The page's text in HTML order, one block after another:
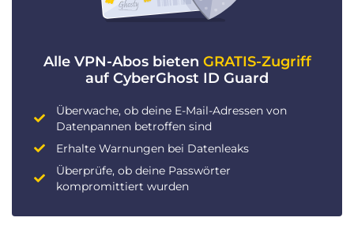
Alle VPN-Abos bieten GRATIS-Zugriff
auf CyberGhost ID Guard
Überwache, ob deine E-Mail-Adressen von
Datenpannen betroffen sind
Erhalte Warnungen bei Datenleaks
Überprüfe, ob deine Passwörter
kompromittiert wurden